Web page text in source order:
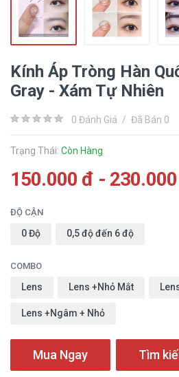
Kính Áp Tròng Hàn
Gray - Xám Tự Nhiên
0 Đánh Giá / Đã Bán 0
Trạng Thái: Còn Hàng
150.000 đ -
ĐỘ CẬN
0 Độ 0,5 độ đến 6 độ
COMBO
Lens Lens +Nhỏ Mắt
Lens +Ngâm + Nhỏ
Mua Ngay Tìm